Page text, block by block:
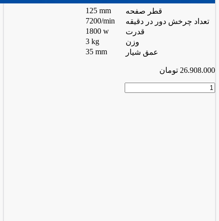
قطر صفحه
125 mm
تعداد چرخش دور در دقیقه
7200/min
قدرت
1800 w
وزن
3 kg
عمق شیار
35 mm
26.908.000 تومان
شیار